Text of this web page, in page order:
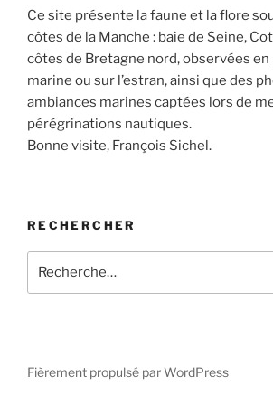
Ce site présente la faune et la flore
côtes de la Manche : baie de Seine,
côtes de Bretagne nord, observées
marine ou sur l’estran, ainsi que des
ambiances marines captées lors de
pérégrinations nautiques.
Bonne visite, François Sichel.
RECHERCHER
pour
Fièrement propulsé par WordPress